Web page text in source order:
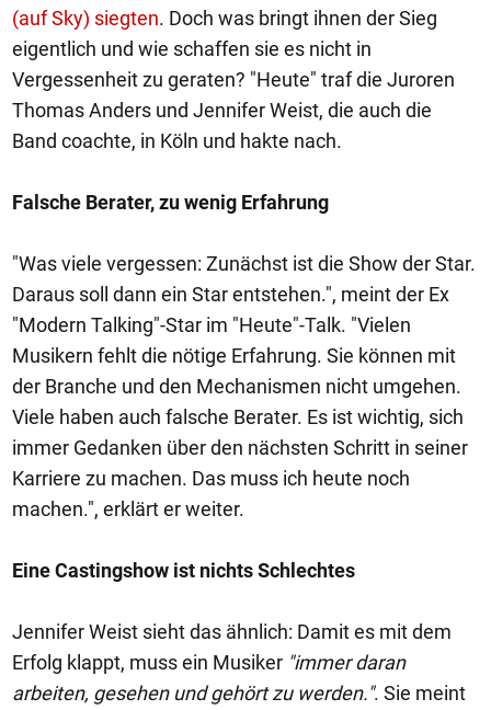
(auf Sky) siegten. Doch was bringt ihnen der Sieg
eigentlich und wie schaffen sie es nicht in
Vergessenheit zu geraten? "Heute" traf die Juroren
Thomas Anders und Jennifer Weist, die auch die
Band coachte, in Köln und hakte nach.
Falsche Berater, zu wenig Erfahrung
"Was viele vergessen: Zunächst ist die Show der Star.
Daraus soll dann ein Star entstehen.", meint der Ex
"Modern Talking"-Star im "Heute"-Talk. "Vielen
Musikern fehlt die nötige Erfahrung. Sie können mit
der Branche und den Mechanismen nicht umgehen.
Viele haben auch falsche Berater. Es ist wichtig, sich
immer Gedanken über den nächsten Schritt in seiner
Karriere zu machen. Das muss ich heute noch
machen.", erklärt er weiter.
Eine Castingshow ist nichts Schlechtes
Jennifer Weist sieht das ähnlich: Damit es mit dem
Erfolg klappt, muss ein Musiker "immer daran
arbeiten, gesehen und gehört zu werden.". Sie meint